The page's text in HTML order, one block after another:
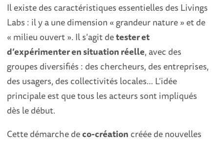
Il existe des caractéristiques essentielles des Livings
Labs : il y a une dimension « grandeur nature » et de
« milieu ouvert ». Il s’agit detester et
d’expérimenter en situation réelle, avec des
groupes diversifiés : des chercheurs, des entreprises,
des usagers, des collectivités locales… L’idée
principale est que tous les acteurs sont impliqués
dès le début.
Cette démarche deco-création créée de nouvelles